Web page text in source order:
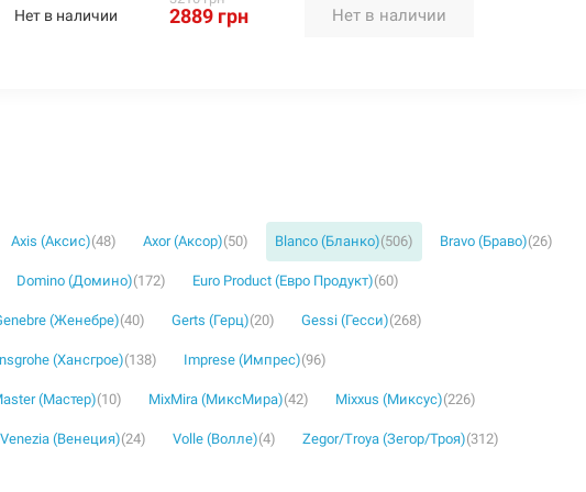
Нет в наличии 2889 грн Нет в наличии
Axis (Аксис)(48) Axor (Аксор)(50) Blanco (Бланко)(506) Bravo (Браво)(26)
Domino (Домино)(172) Euro Product (Евро Продукт)(60)
(Женебре)(40) Gerts (Герц)(20) Gessi (Гесси)(268)
(Хансгрое)(138) Imprese (Импрес)(96)
(Мастер)(10) MixMira (МиксМира)(42) Mixxus (Миксус)(226)
Venezia (Венеция)(24) Volle (Волле)(4) Zegor/Troya (Зегор/Троя)(312)